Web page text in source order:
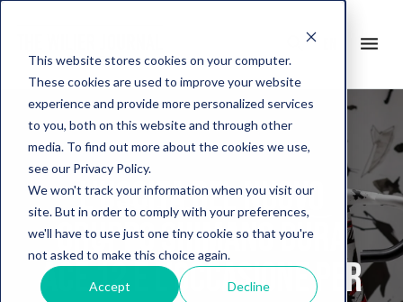
This website stores cookies on your computer.
These cookies are used to improve your website
experience and provide more personalized services
to you, both on this website and through other
media. To find out more about the cookies we use,
see our Privacy Policy.
We won't track your information when you visit our
site. But in order to comply with your preferences,
we'll have to use just one tiny cookie so that you're
not asked to make this choice again.
Accept Decline
menu
search
L’uscita del nuovo
gruppo Shimano Dura
Ace 12 è l’occasione per